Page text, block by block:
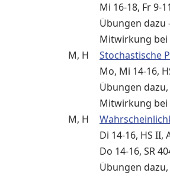
Mi 16-18, Fr 9-
Übungen dazu
Mitwirkung bei
M, H
Stochastische
Mo, Mi 14-16,
Übungen dazu,
Mitwirkung bei
M, H
Di 14-16, HS II,
Do 14-16, SR
Übungen dazu,